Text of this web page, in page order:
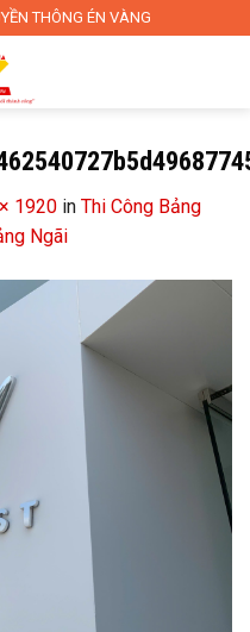
THÔNG ÉN VÀNG
1920 in Thi Công Bảng
Ngãi